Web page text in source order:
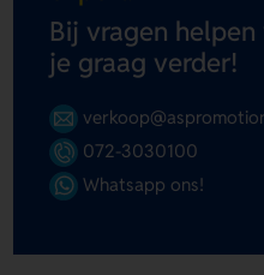
Bij vragen helpen
je graag verder!
072-3030100
Whatsapp ons!